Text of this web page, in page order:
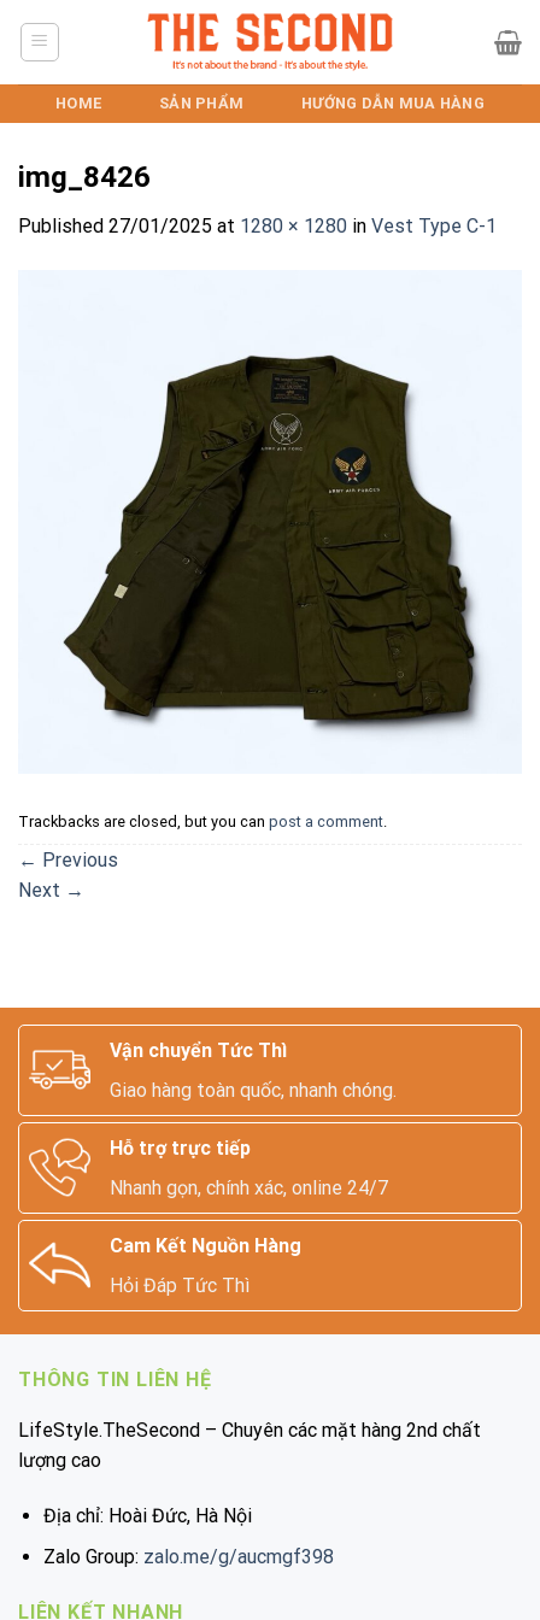
HOME SẢN PHẨM HƯỚNG DẪN MUA HÀNG
img_8426
Published 27/01/2025 at 1280 × 1280 in Vest Type C-1
Trackbacks are closed, but you can post a comment.
← Previous
Next →
Vận chuyển Tức Thì
Giao hàng toàn quốc, nhanh chóng.
Hỗ trợ trực tiếp
Nhanh gọn, chính xác, online 24/7
Cam Kết Nguồn Hàng
Hỏi Đáp Tức Thì
THÔNG TIN LIÊN HỆ
LifeStyle.TheSecond – Chuyên các mặt hàng 2nd chất
lượng cao
Địa chỉ: Hoài Đức, Hà Nội
Zalo Group: zalo.me/g/aucmgf398
LIÊN KẾT NHANH